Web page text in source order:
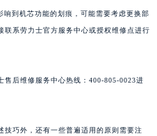
到机芯功能的划痕，可能需要考虑更换部
联系劳力士官方服务中心或授权维修点进行
售后维修服务中心热线：400-805-0023进
技巧外，还有一些普遍适用的原则需要注